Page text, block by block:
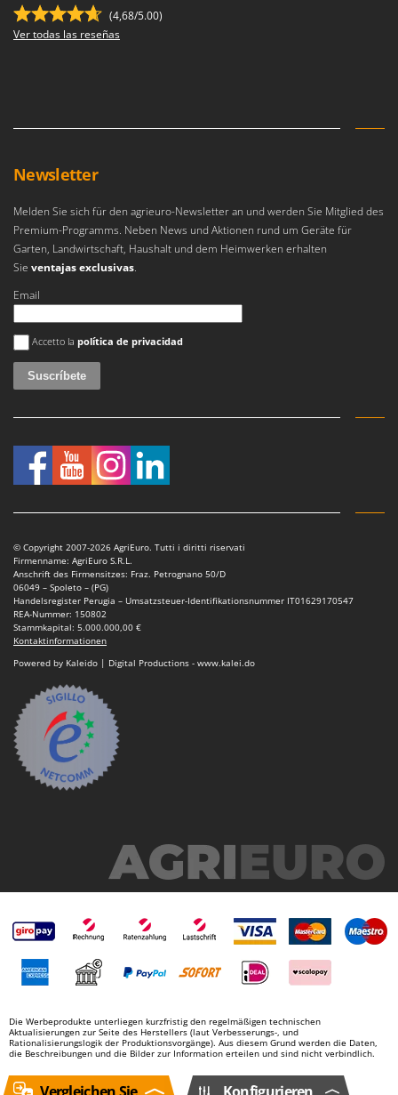
(4,68/5.00)
Ver todas las reseñas
Newsletter
Melden Sie sich für den agrieuro-Newsletter an und werden Sie Mitglied des
Premium-Programms. Neben News und Aktionen rund um Geräte für
Garten, Landwirtschaft, Haushalt und dem Heimwerken erhalten
Sie ventajas exclusivas.
Email
Se ha producido un error
Accetto la política de privacidad
© Copyright 2007-2026 AgriEuro. Tutti i diritti riservati
Firmenname: AgriEuro S.R.L.
Anschrift des Firmensitzes: Fraz. Petrognano 50/D
06049 – Spoleto – (PG)
Handelsregister Perugia – Umsatzsteuer-Identifikationsnummer IT01629170547
REA-Nummer: 150802
Stammkapital: 5.000.000,00 €
Kontaktinformationen
Powered by Kaleido | Digital Productions - www.kalei.do
Die Werbeprodukte unterliegen kurzfristig den regelmäßigen technischen
Aktualisierungen zur Seite des Herstellers (laut Verbesserungs-, und
Rationalisierungslogik der Produktionsvorgänge). Aus diesem Grund werden die Daten,
die Beschreibungen und die Bilder zur Information erteilen und sind nicht verbindlich.